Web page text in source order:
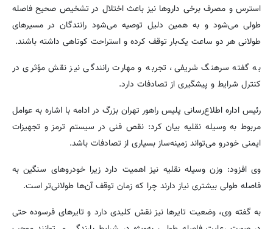
استرس و مصرف برخی داروها نیز باعث اختلال در تشخیص صحیح فاصله
طولی می‌شود و به همین دلیل توصیه می‌شود رانندگان در مسیرهای
طولانی هر دو ساعت یک‌بار توقف کرده و استراحت کوتاهی داشته باشند.
به گفته سرهنگ شریفی، تجربه و مهارت رانندگی نیز نقش مؤثری در
کنترل شرایط و پیشگیری از تصادفات دارد.
رئیس اداره اطلاع‌رسانی پلیس راهور تهران بزرگ در ادامه با اشاره به عوامل
مربوط به وسیله نقلیه بیان کرد: نقص فنی در سیستم ترمز و تجهیزات
ایمنی خودرو می‌تواند زمینه‌ساز بسیاری از تصادفات باشد.
وی افزود: وزن وسیله نقلیه نیز اهمیت دارد زیرا خودروهای سنگین به
فاصله طولی بیشتری نیاز دارند چرا که زمان توقف آن‌ها طولانی‌تر است.
به گفته وی، وضعیت تایرها نیز نقش کلیدی دارد و تایرهای فرسوده حتی